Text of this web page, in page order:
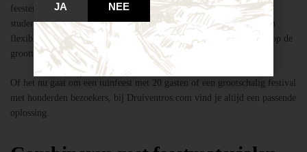
feesten thuis, maar ook voor bedrijfsevenementen, buurtfeesten,
studentenfeestjes en verenigingsactiviteiten. Dankzij de mobiliteit en
flexibiliteit van onze tapinstallaties kunnen we moeiteloos inspelen op de
grootte en aard van elk evenement.
Of het nu gaat om een tuinfeest met 20 gasten of een grootschalig festival
met honderden bezoekers, bij Druiventros.com vind je altijd een passende
oplossing.
JA NEE